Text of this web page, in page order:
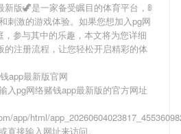
新版🦖是一家备受瞩目的体育平台，🚦
刺激的游戏体验。如果您想加入pg网
，参与其中的乐趣，本文将为您详细
的注册流程，让您轻松开启精彩的体
app最新版官网
入pg网络赌钱app最新版的官方网址
app/html/
直接输入网址来访问。